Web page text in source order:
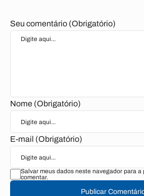
Seu comentário (Obrigatório)
Nome (Obrigatório)
E-mail (Obrigatório)
Salvar meus dados neste navegador para a
comentar.
Publicar